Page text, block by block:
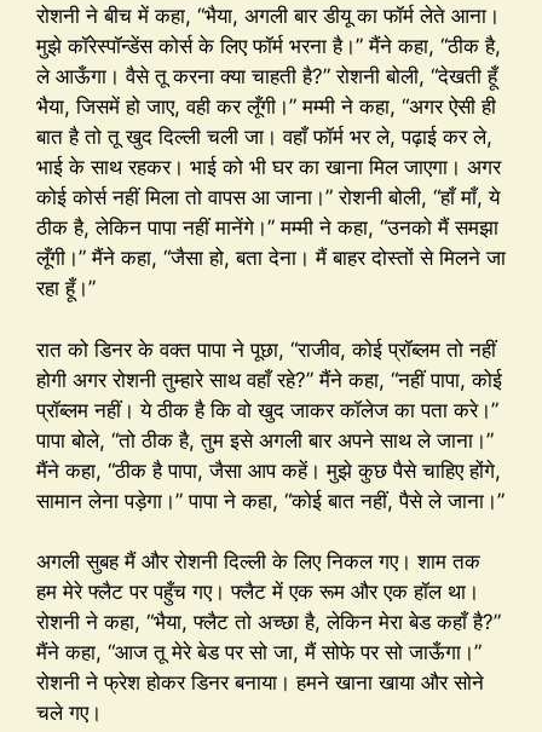
रोशनी ने बीच में कहा, “भैया, अगली बार डीयू का फॉर्म लेते आना।
मुझे कॉरेस्पॉन्डेंस कोर्स के लिए फॉर्म भरना है।” मैंने कहा, “ठीक है,
ले आऊँगा। वैसे तू करना क्या चाहती है?” रोशनी बोली, “देखती हूँ
भैया, जिसमें हो जाए, वही कर लूँगी।” मम्मी ने कहा, “अगर ऐसी ही
बात है तो तू खुद दिल्ली चली जा। वहाँ फॉर्म भर ले, पढ़ाई कर ले,
भाई के साथ रहकर। भाई को भी घर का खाना मिल जाएगा। अगर
कोई कोर्स नहीं मिला तो वापस आ जाना।” रोशनी बोली, “हाँ माँ, ये
ठीक है, लेकिन पापा नहीं मानेंगे।” मम्मी ने कहा, “उनको मैं समझा
लूँगी।” मैंने कहा, “जैसा हो, बता देना। मैं बाहर दोस्तों से मिलने जा
रहा हूँ।”
रात को डिनर के वक्त पापा ने पूछा, “राजीव, कोई प्रॉब्लम तो नहीं
होगी अगर रोशनी तुम्हारे साथ वहाँ रहे?” मैंने कहा, “नहीं पापा, कोई
प्रॉब्लम नहीं। ये ठीक है कि वो खुद जाकर कॉलेज का पता करे।”
पापा बोले, “तो ठीक है, तुम इसे अगली बार अपने साथ ले जाना।”
मैंने कहा, “ठीक है पापा, जैसा आप कहें। मुझे कुछ पैसे चाहिए होंगे,
सामान लेना पड़ेगा।” पापा ने कहा, “कोई बात नहीं, पैसे ले जाना।”
अगली सुबह मैं और रोशनी दिल्ली के लिए निकल गए। शाम तक
हम मेरे फ्लैट पर पहुँच गए। फ्लैट में एक रूम और एक हॉल था।
रोशनी ने कहा, “भैया, फ्लैट तो अच्छा है, लेकिन मेरा बेड कहाँ है?”
मैंने कहा, “आज तू मेरे बेड पर सो जा, मैं सोफे पर सो जाऊँगा।”
रोशनी ने फ्रेश होकर डिनर बनाया। हमने खाना खाया और सोने
चले गए।